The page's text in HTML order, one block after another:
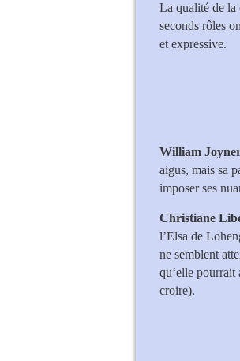
La qualité de la
seconds rôles
et expressive.
William
aigus, mais sa
imposer ses
Christiane
l’Elsa de
ne semblent
qu‘elle pourrait
croire).